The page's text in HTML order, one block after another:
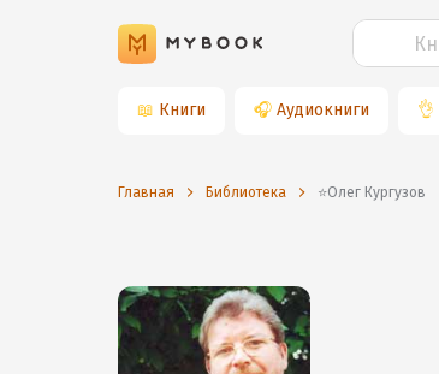
📖 Книги 🎧 Аудиокниги 👌
Главная Библиотека ⭐️Олег Кургузов